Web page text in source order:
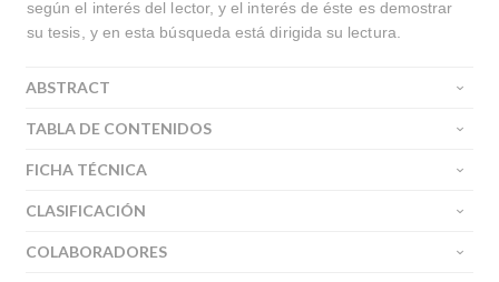
según el interés del lector, y el interés de éste es demostrar
su tesis, y en esta búsqueda está dirigida su lectura.
ABSTRACT
TABLA DE CONTENIDOS
FICHA TÉCNICA
CLASIFICACIÓN
COLABORADORES